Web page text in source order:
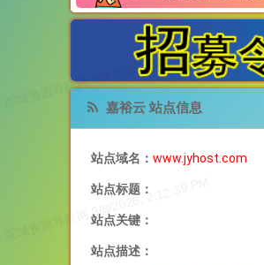
嘉裕云 站点信息
站点域名： www.jyhost.com
站点标题：
站点关键：
站点描述：